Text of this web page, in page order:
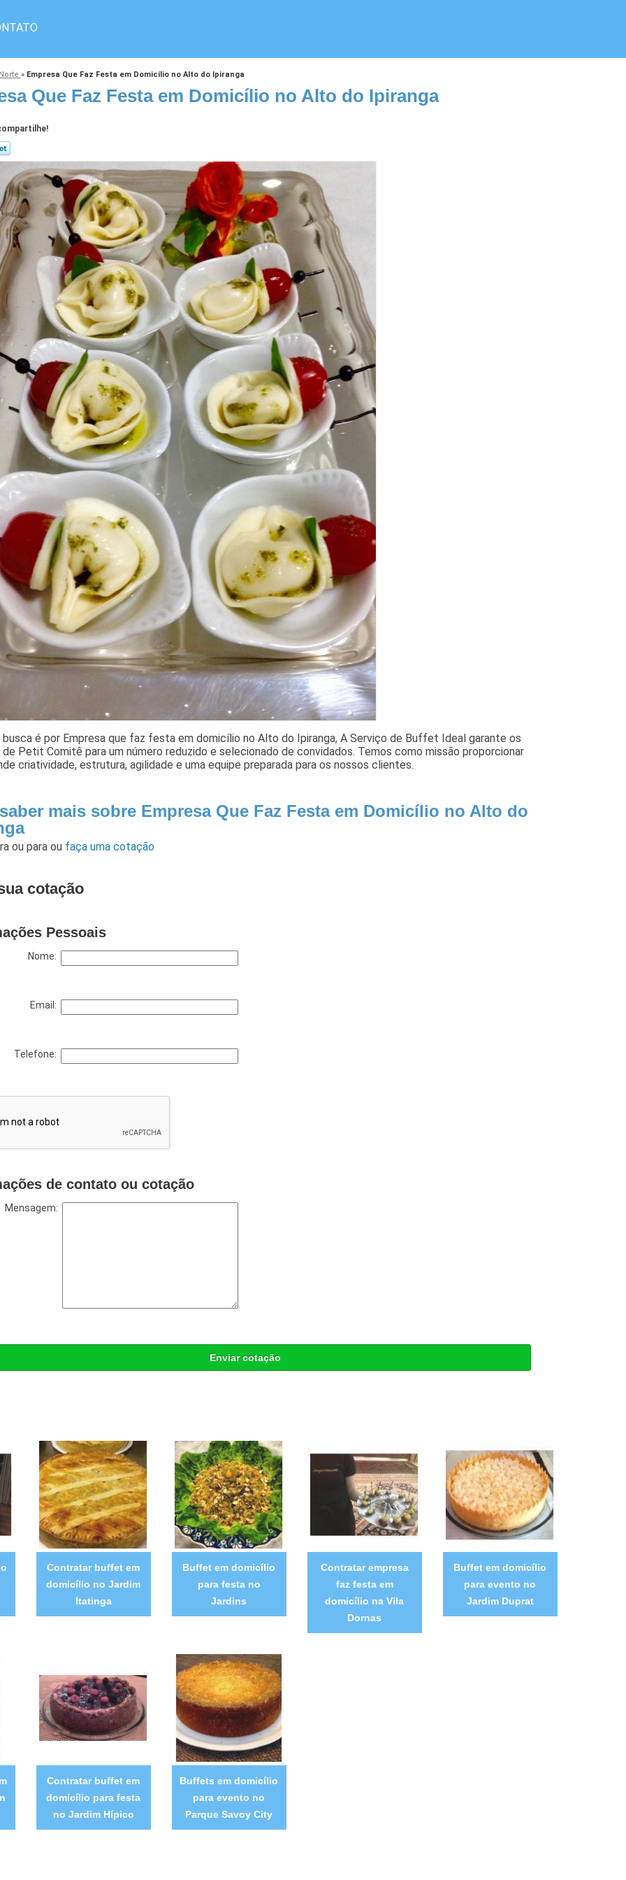
» Empresa Que Faz Festa em Domicílio no Alto do Ipiranga
Que Faz Festa em Domicílio no Alto do Ipiranga
busca é por Empresa que faz festa em domicílio no Alto do Ipiranga, A Serviço de Buffet Ideal garante os
Petit Comitê para um número reduzido e selecionado de convidados. Temos como missão proporcionar
criatividade, estrutura, agilidade e uma equipe preparada para os nossos clientes.
mais sobre Empresa Que Faz Festa em Domicílio no Alto do
ou paraou faça uma cotação
cotação
Pessoais
Nome:
Email:
Telefone:
de contato ou cotação
Mensagem:
Enviar cotação
Contratar buffet em
domicílio no Jardim
Itatinga
Buffet em domicílio
para festa no
Jardins
Contratar empresa
faz festa em
domicílio na Vila
Dornas
Buffet em domicílio
para evento no
Jardim Duprat
Contratar buffet em
domicílio para festa
no Jardim Hípico
Buffets em domicílio
para evento no
Parque Savoy City